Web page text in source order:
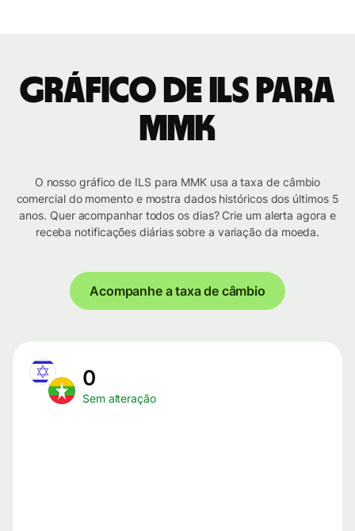
Gráfico de ILS para
MMK
O nosso gráfico de ILS para MMK usa a taxa de câmbio
comercial do momento e mostra dados históricos dos últimos 5
anos. Quer acompanhar todos os dias? Crie um alerta agora e
receba notificações diárias sobre a variação da moeda.
Acompanhe a taxa de câmbio
0
Sem alteração